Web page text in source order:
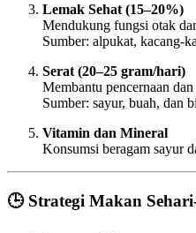
Lemak Sehat (15–20%)
Mendukung fungsi otak
Sumber: alpukat, kacang-
Serat (20–25 gram/hari)
Membantu pencernaan
Sumber: sayur, buah, dan
Vitamin dan Mineral
Konsumsi beragam sayur
🕒 Strategi Makan